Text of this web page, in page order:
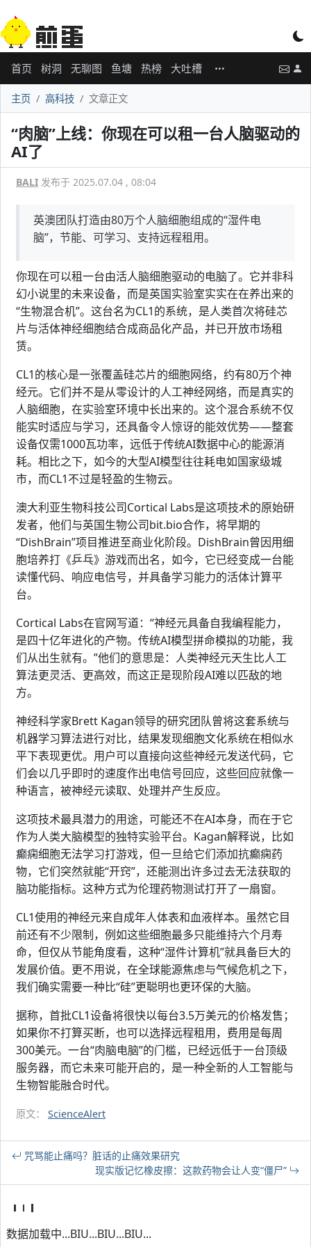
首页 树洞 无聊图 鱼塘 热榜 大吐槽
主页 高科技 文章正文
“肉脑”上线：你现在可以租一台人脑驱动的
AI了
BALI 发布于 2025.07.04 , 08:04
英澳团队打造由80万个人脑细胞组成的“湿件电
脑”，节能、可学习、支持远程租用。
你现在可以租一台由活人脑细胞驱动的电脑了。它并非科
幻小说里的未来设备，而是英国实验室实实在在养出来的
“生物混合机”。这台名为CL1的系统，是人类首次将硅芯
片与活体神经细胞结合成商品化产品，并已开放市场租
赁。
CL1的核心是一张覆盖硅芯片的细胞网络，约有80万个神
经元。它们并不是从零设计的人工神经网络，而是真实的
人脑细胞，在实验室环境中长出来的。这个混合系统不仅
能实时适应与学习，还具备令人惊讶的能效优势——整套
设备仅需1000瓦功率，远低于传统AI数据中心的能源消
耗。相比之下，如今的大型AI模型往往耗电如国家级城
市，而CL1不过是轻盈的生物云。
澳大利亚生物科技公司Cortical Labs是这项技术的原始研
发者，他们与英国生物公司bit.bio合作，将早期的
“DishBrain”项目推进至商业化阶段。DishBrain曾因用细
胞培养打《乒乓》游戏而出名，如今，它已经变成一台能
读懂代码、响应电信号，并具备学习能力的活体计算平
台。
Cortical Labs在官网写道：“神经元具备自我编程能力，
是四十亿年进化的产物。传统AI模型拼命模拟的功能，我
们从出生就有。”他们的意思是：人类神经元天生比人工
算法更灵活、更高效，而这正是现阶段AI难以匹敌的地
方。
神经科学家Brett Kagan领导的研究团队曾将这套系统与
机器学习算法进行对比，结果发现细胞文化系统在相似水
平下表现更优。用户可以直接向这些神经元发送代码，它
们会以几乎即时的速度作出电信号回应，这些回应就像一
种语言，被神经元读取、处理并产生反应。
这项技术最具潜力的用途，可能还不在AI本身，而在于它
作为人类大脑模型的独特实验平台。Kagan解释说，比如
癫痫细胞无法学习打游戏，但一旦给它们添加抗癫痫药
物，它们突然就能“开窍”，还能测出许多过去无法获取的
脑功能指标。这种方式为伦理药物测试打开了一扇窗。
CL1使用的神经元来自成年人体表和血液样本。虽然它目
前还有不少限制，例如这些细胞最多只能维持六个月寿
命，但仅从节能角度看，这种“湿件计算机”就具备巨大的
发展价值。更不用说，在全球能源焦虑与气候危机之下，
我们确实需要一种比“硅”更聪明也更环保的大脑。
据称，首批CL1设备将很快以每台3.5万美元的价格发售；
如果你不打算买断，也可以选择远程租用，费用是每周
300美元。一台“肉脑电脑”的门槛，已经远低于一台顶级
服务器，而它未来可能开启的，是一种全新的人工智能与
生物智能融合时代。
原文： ScienceAlert
咒骂能止痛吗？脏话的止痛效果研究
现实版记忆橡皮擦：这款药物会让人变“僵尸”
数据加载中...BIU...BIU...BIU...